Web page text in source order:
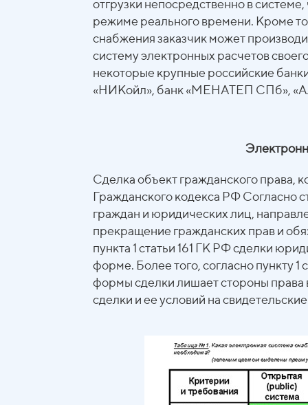
отгрузки непосредственно в
режиме реального времени. Кроме
снабжения заказчик может
систему электронных расчетов
некоторые крупные российские
«НИКойл», банк «МЕНАТЕП СПб»,
Сделка объект гражданского права,
Гражданского кодекса РФ Согласно
граждан и юридических лиц,
прекращение гражданских прав и
пункта 1 статьи 161 ГК РФ сделки
форме. Более того, согласно пункту
формы сделки лишает стороны права
сделки и ее условий на